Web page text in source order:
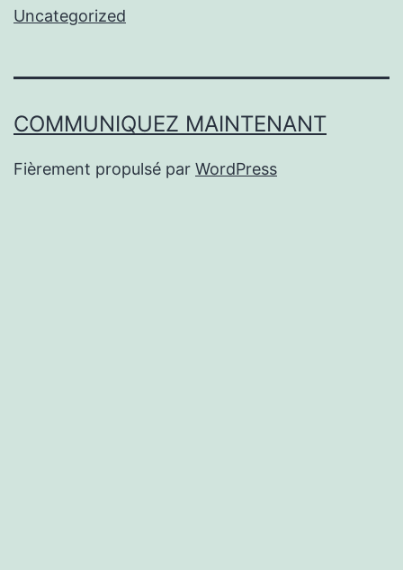
Uncategorized
COMMUNIQUEZ MAINTENANT
Fièrement propulsé par WordPress